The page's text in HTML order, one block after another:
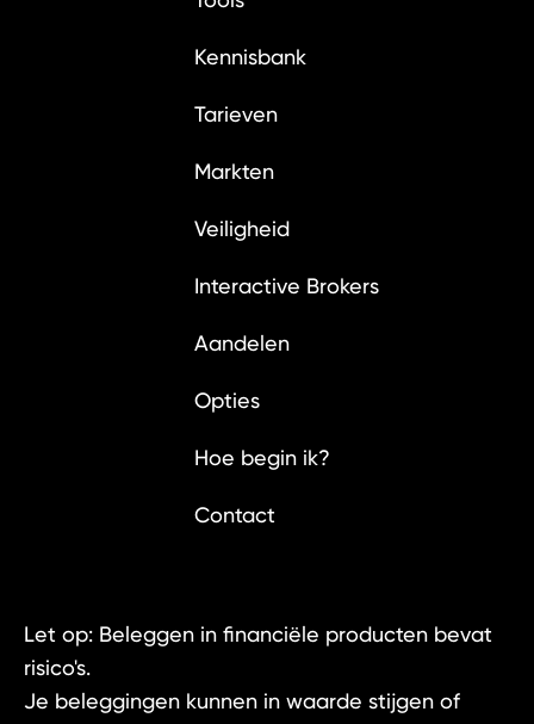
Kennisbank
Tarieven
Markten
Veiligheid
Interactive Brokers
Aandelen
Opties
Hoe begin ik?
Contact
Let op: Beleggen in financiële producten bevat
risico's.
Je beleggingen kunnen in waarde stijgen of